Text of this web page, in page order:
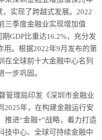
实现了跨越式发展。2022
三季度金融业实现增加值
GDP比重达16.2%，充分发
用。根据2022年9月发布的第
在全球前十大金融中心名列
一步巩固。
管理局印发《深圳市金融业
2025年，在构建金融运行安
推进“金融+”战略，着力打造
技中心、全球可持续金融中